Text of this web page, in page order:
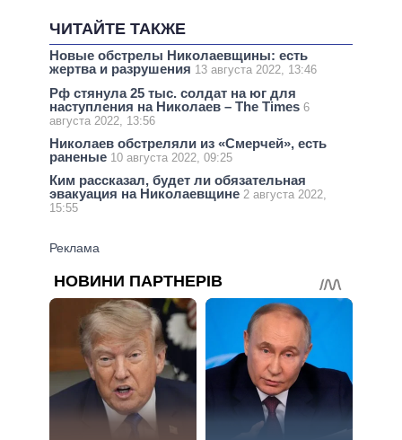
ЧИТАЙТЕ ТАКЖЕ
Новые обстрелы Николаевщины: есть
жертва и разрушения 13 августа 2022, 13:46
Рф стянула 25 тыс. солдат на юг для
наступления на Николаев – The Times 6
августа 2022, 13:56
Николаев обстреляли из «Смерчей», есть
раненые 10 августа 2022, 09:25
Ким рассказал, будет ли обязательная
эвакуация на Николаевщине 2 августа 2022,
15:55